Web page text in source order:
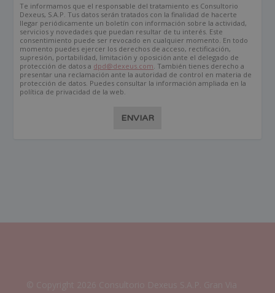
Te informamos que el responsable del tratamiento es Consultorio
Dexeus, S.A.P. Tus datos serán tratados con la finalidad de hacerte
llegar periódicamente un boletín con información sobre la actividad,
servicios y novedades que puedan resultar de tu interés. Este
consentimiento puede ser revocado en cualquier momento. En todo
momento puedes ejercer los derechos de acceso, rectificación,
supresión, portabilidad, limitación y oposición ante el delegado de
protección de datos a dpd@dexeus.com . También tienes derecho a
presentar una reclamación ante la autoridad de control en materia de
protección de datos. Puedes consultar la información ampliada en la
política de privacidad de la web.
ENVIAR